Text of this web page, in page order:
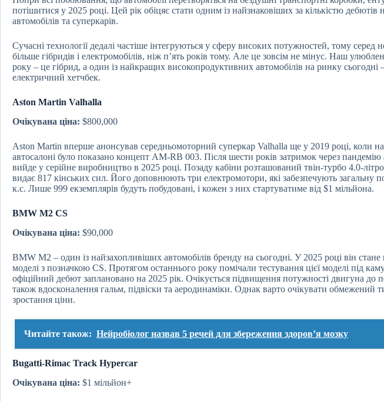
потішитися у 2025 році. Цей рік обіцяє стати одним із найзнаковіших за кількістю
автомобілів та суперкарів.
Сучасні технології дедалі частіше інтегруються у сферу високих потужностей, тому серед
більше гібридів і електромобілів, ніж п’ять років тому. Але це зовсім не мінус. Наш
року – це гібрид, а один із найкращих високопродуктивних автомобілів на ринку сьогодні
електричний хетчбек.
Aston Martin Valhalla
Очікувана ціна: $800,000
Aston Martin вперше анонсував середньомоторний суперкар Valhalla ще у 2019 році, коли
автосалоні було показано концепт AM-RB 003. Після шести років затримок через пандемію
вийде у серійне виробництво в 2025 році. Позаду кабіни розташований твін-турбо 4.0-
видає 817 кінських сил. Його доповнюють три електромотори, які забезпечують загальну
к.с. Лише 999 екземплярів будуть побудовані, і кожен з них стартуватиме від $1 мільйона.
BMW M2 CS
Очікувана ціна: $90,000
BMW M2 – один із найзахопливіших автомобілів бренду на сьогодні. У 2025 році він
моделі з позначкою CS. Протягом останнього року помічали тестування цієї моделі під
офіційний дебют заплановано на 2025 рік. Очікується підвищення потужності двигуна до
також вдосконалення гальм, підвіски та аеродинаміки. Однак варто очікувати обмежений
зростання ціни.
Читайте також: Нейробіолог назвав 5 речей для збереження здоров’я мозку
Bugatti-Rimac Track Hypercar
Очікувана ціна: $1 мільйон+